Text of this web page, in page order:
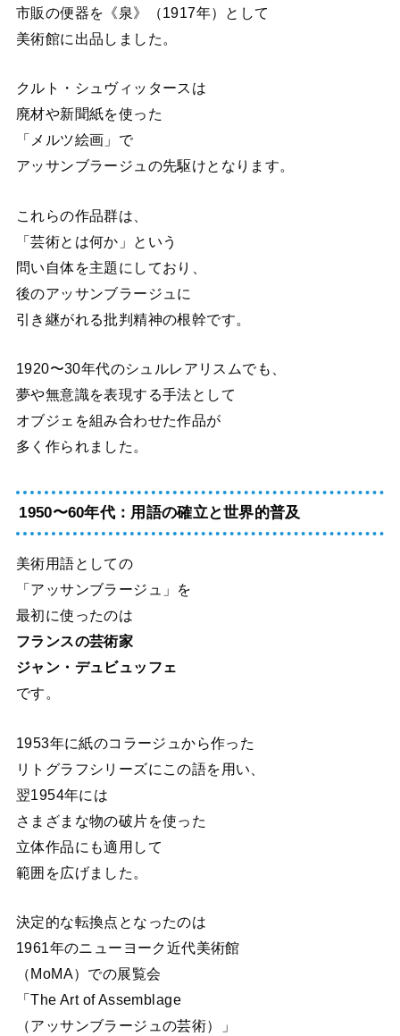
市販の便器を《泉》（1917年）として
美術館に出品しました。
クルト・シュヴィッタースは
廃材や新聞紙を使った
「メルツ絵画」で
アッサンブラージュの先駆けとなります。
これらの作品群は、
「芸術とは何か」という
問い自体を主題にしており、
後のアッサンブラージュに
引き継がれる批判精神の根幹です。
1920〜30年代のシュルレアリスムでも、
夢や無意識を表現する手法として
オブジェを組み合わせた作品が
多く作られました。
1950〜60年代：用語の確立と世界的普及
美術用語としての
「アッサンブラージュ」を
最初に使ったのは
フランスの芸術家
ジャン・デュビュッフェ
です。
1953年に紙のコラージュから作った
リトグラフシリーズにこの語を用い、
翌1954年には
さまざまな物の破片を使った
立体作品にも適用して
範囲を広げました。
決定的な転換点となったのは
1961年のニューヨーク近代美術館
（MoMA）での展覧会
「The Art of Assemblage
（アッサンブラージュの芸術）」